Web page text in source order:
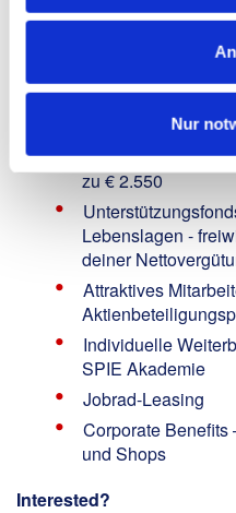
Nur
Unbefristeter
krisensicheren
Familie, Freunden
zu € 2.550
Lebenslagen -
deiner
Attraktives
Individuelle
SPIE Akademie
Jobrad-Leasing
Corporate Benefits
und Shops
Interested?